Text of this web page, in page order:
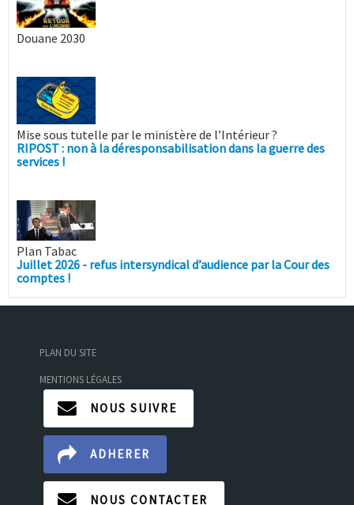
Douane 2030
Mise sous tutelle par le ministère de l’Intérieur ?
RIPOST : non à la déresponsabilisation dans la guerre des
services !
Plan Tabac
Juillet 2026 - refus intersyndical d’audience par la Cour des
comptes !
PLAN DU SITE
MENTIONS LÉGALES
NOUS SUIVRE
ADHERER
NOUS CONTACTER